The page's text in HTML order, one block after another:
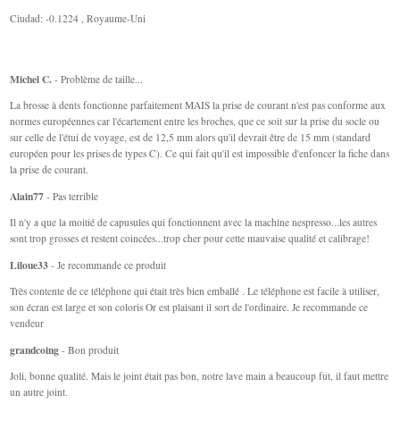
Ciudad: -0.1224 , Royaume-Uni
Michel C. - Problème de taille...
La brosse à dents fonctionne parfaitement MAIS la prise de courant n'est pas conforme aux
normes européennes car l'écartement entre les broches, que ce soit sur la prise du socle ou
sur celle de l'étui de voyage, est de 12,5 mm alors qu'il devrait être de 15 mm (standard
européen pour les prises de types C). Ce qui fait qu'il est impossible d'enfoncer la fiche dans
la prise de courant.
Alain77 - Pas terrible
Il n'y a que la moitié de capusules qui fonctionnent avec la machine nespresso...les autres
sont trop grosses et restent coincées...trop cher pour cette mauvaise qualité et calibrage!
Liloue33 - Je recommande ce produit
Très contente de ce téléphone qui était très bien emballé . Le téléphone est facile à utiliser,
son écran est large et son coloris Or est plaisant il sort de l'ordinaire. Je recommande ce
vendeur
grandcoing - Bon produit
Joli, bonne qualité. Mais le joint était pas bon, notre lave main a beaucoup fut, il faut mettre
un autre joint.